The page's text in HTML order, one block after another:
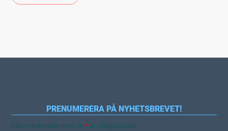
PRENUMERERA PÅ NYHETSBREVET!
Fält markerade med en* är obligatoriskt